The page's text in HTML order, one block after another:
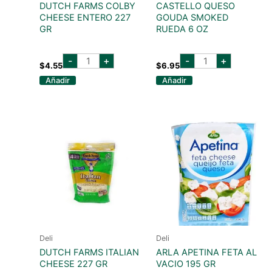
DUTCH FARMS COLBY
CHEESE ENTERO 227
GR
$4.55 - DUTCH
FARMS+
Añadir
CASTELLO QUESO
GOUDA SMOKED
RUEDA 6 OZ
$6.95 - CASTELLO
QUESO
+
Añadir
Deli
DUTCH FARMS ITALIAN
CHEESE 227 GR
Deli
ARLA APETINA FETA AL
VACIO 195 GR